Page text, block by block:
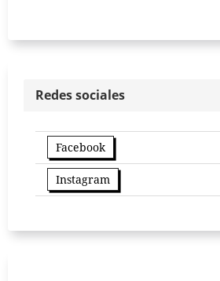
Redes sociales
Facebook
Instagram